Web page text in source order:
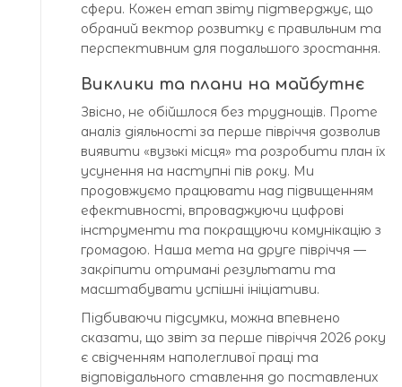
сфери. Кожен етап звіту підтверджує, що
обраний вектор розвитку є правильним та
перспективним для подальшого зростання.
Виклики та плани на майбутнє
Звісно, не обійшлося без труднощів. Проте
аналіз діяльності за перше півріччя дозволив
виявити «вузькі місця» та розробити план їх
усунення на наступні пів року. Ми
продовжуємо працювати над підвищенням
ефективності, впроваджуючи цифрові
інструменти та покращуючи комунікацію з
громадою. Наша мета на друге півріччя —
закріпити отримані результати та
масштабувати успішні ініціативи.
Підбиваючи підсумки, можна впевнено
сказати, що звіт за перше півріччя 2026 року
є свідченням наполегливої праці та
відповідального ставлення до поставлених